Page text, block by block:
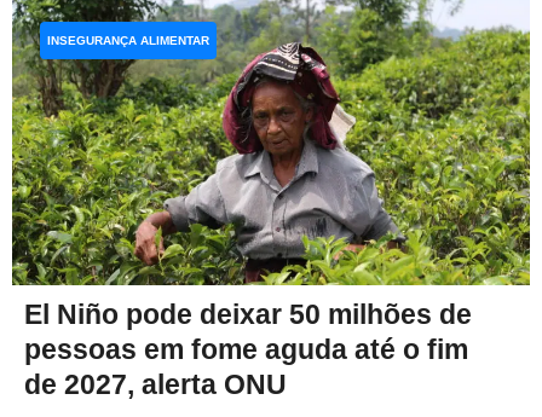
El Niño pode deixar 50 milhões de
pessoas em fome aguda até o fim
de 2027, alerta ONU
INSEGURANÇA ALIMENTAR